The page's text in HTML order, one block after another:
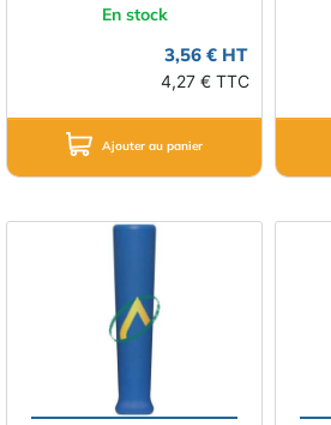
En stock
3,56 € HT
4,27 € TTC
Ajouter au panier